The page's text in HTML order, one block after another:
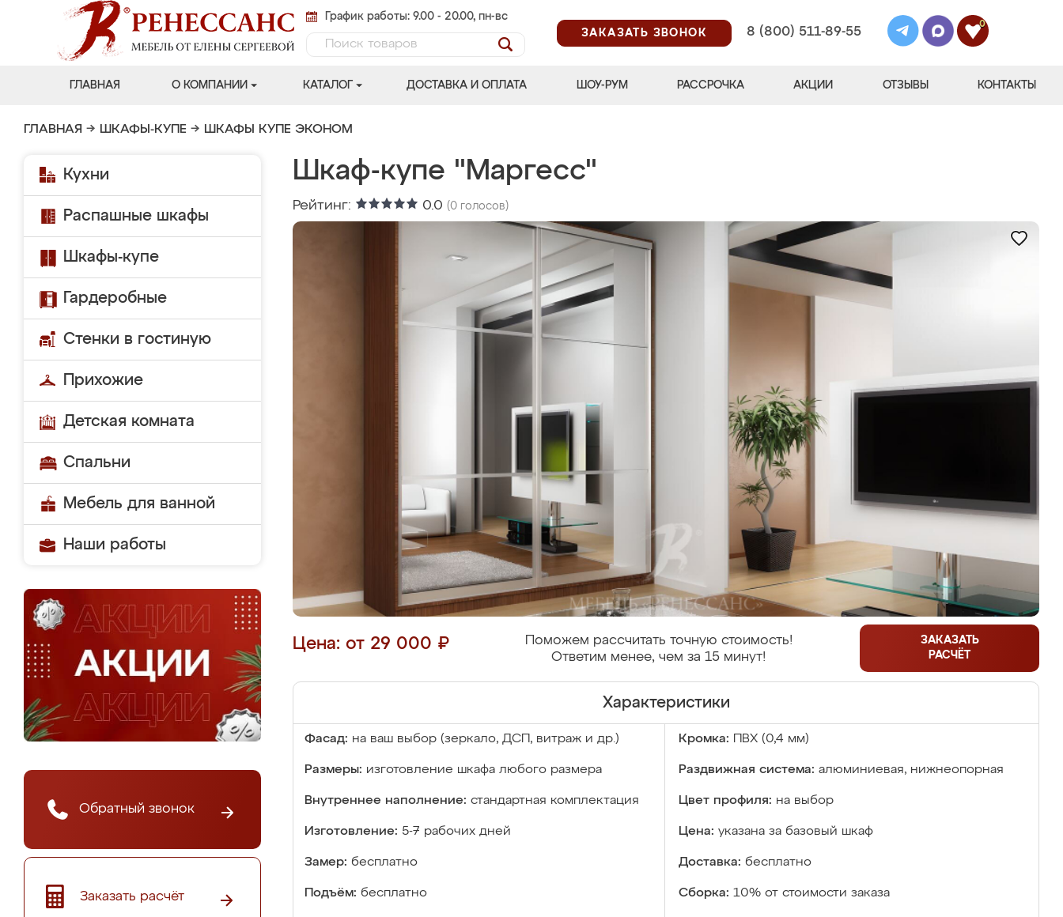
График работы: 9.00 - 20.00, пн-вс
ЗАКАЗАТЬ ЗВОНОК
8 (800) 511-89-55
0
ГЛАВНАЯ О КОМПАНИИ КАТАЛОГ ДОСТАВКА И ОПЛАТА ШОУ-РУМ РАССРОЧКА АКЦИИ ОТЗЫВЫ КОНТАКТЫ
ГЛАВНАЯ → ШКАФЫ-КУПЕ → ШКАФЫ КУПЕ ЭКОНОМ
Кухни
Распашные шкафы
Шкафы-купе
Гардеробные
Стенки в гостиную
Прихожие
Детская комната
Спальни
Мебель для ванной
Наши работы
Обратный звонок
Заказать расчёт
Шкаф-купе "Маргесс"
Рейтинг: 0.0 (0 голосов)
Цена: от 29 000 ₽
Поможем рассчитать точную стоимость!
Ответим менее, чем за 15 минут!
ЗАКАЗАТЬ
РАСЧЁТ
Характеристики
Фасад: на ваш выбор (зеркало, ДСП, витраж и др.) Кромка: ПВХ (0,4 мм)
Размеры: изготовление шкафа любого размера Раздвижная система: алюминиевая, нижнеопорная
Внутреннее наполнение: стандартная комплектация Цвет профиля: на выбор
Изготовление: 5-7 рабочих дней Цена: указана за базовый шкаф
Замер: бесплатно Доставка: бесплатно
Подъём: бесплатно Сборка: 10% от стоимости заказа